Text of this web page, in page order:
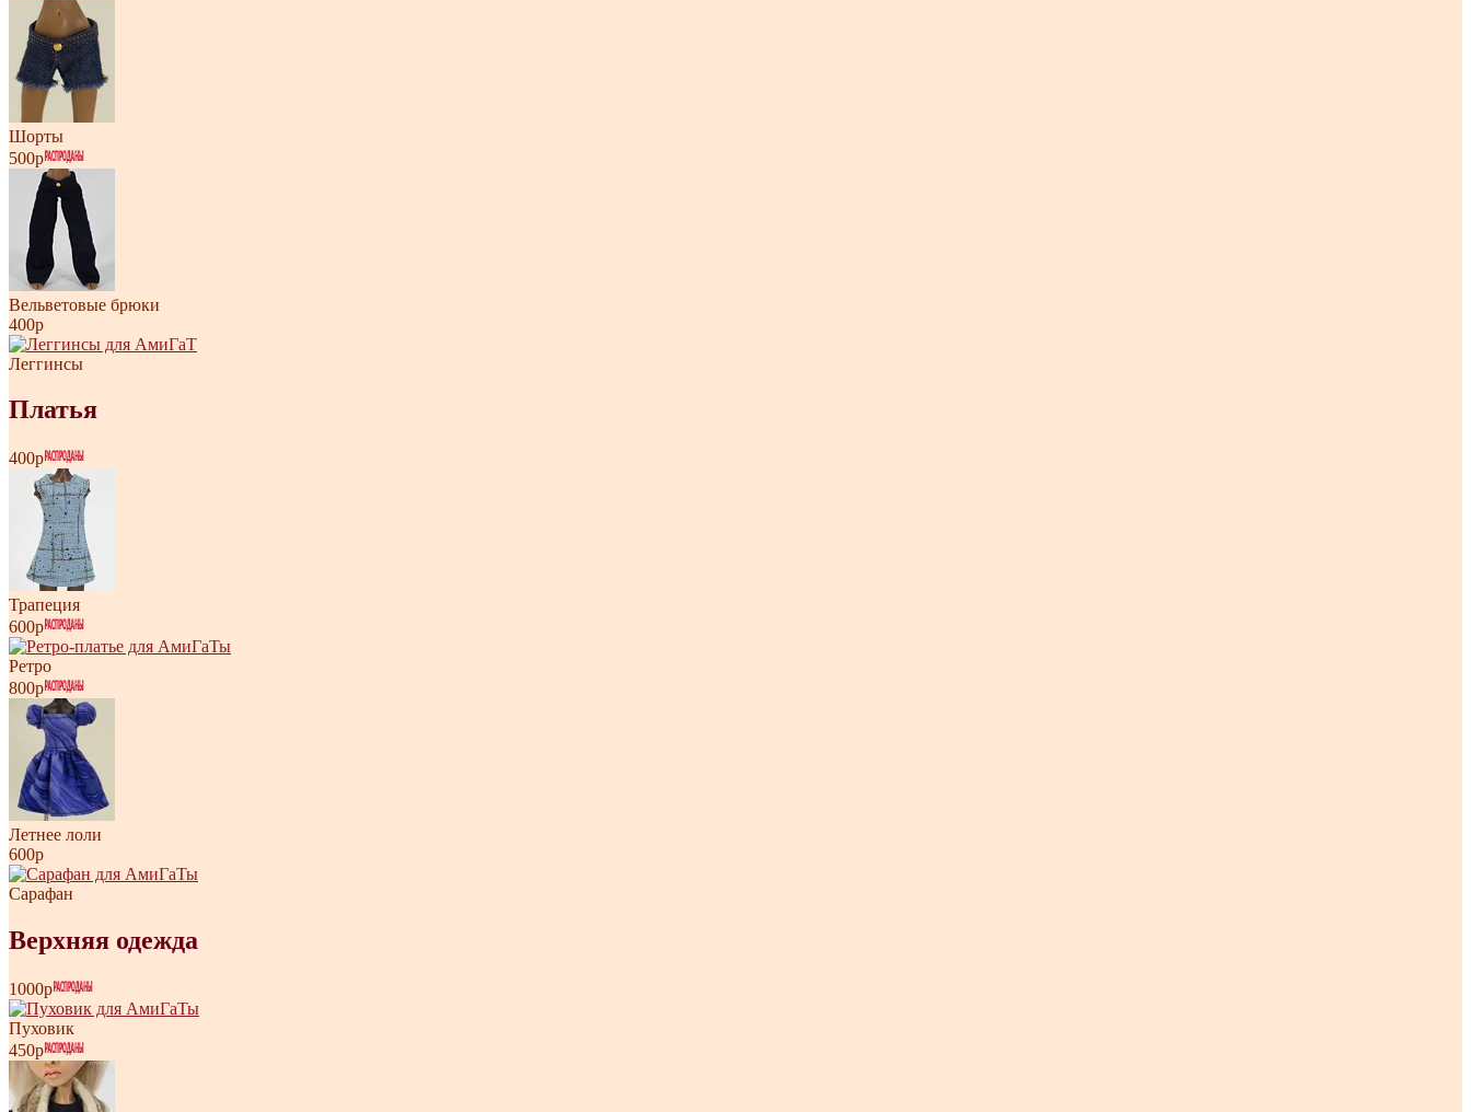
Шорты
500р
Вельветовые брюки
400р
Леггинсы
Платья
400р
Трапеция
600р
Ретро
800р
Летнее лоли
600р
Сарафан
Верхняя одежда
1000р
Пуховик
450р